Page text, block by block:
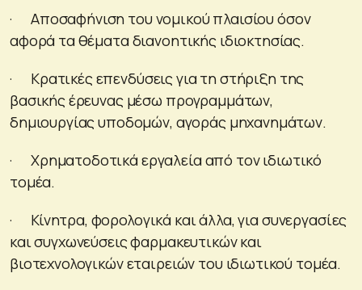
· Αποσαφήνιση του νομικού πλαισίου όσον
αφορά τα θέματα διανοητικής ιδιοκτησίας.
· Κρατικές επενδύσεις για τη στήριξη της
βασικής έρευνας μέσω προγραμμάτων,
δημιουργίας υποδομών, αγοράς μηχανημάτων.
· Χρηματοδοτικά εργαλεία από τον ιδιωτικό
τομέα.
· Κίνητρα, φορολογικά και άλλα, για συνεργασίες
και συγχωνεύσεις φαρμακευτικών και
βιοτεχνολογικών εταιρειών του ιδιωτικού τομέα.